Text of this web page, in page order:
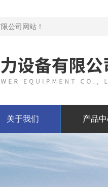
公司网站！
关于我们 产品